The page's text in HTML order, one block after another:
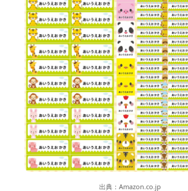
出典： Amazon.co.jp